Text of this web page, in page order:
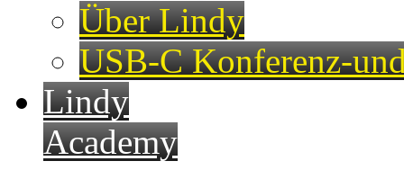
Über Lindy
USB-C Konferenz-
Lindy
Academy